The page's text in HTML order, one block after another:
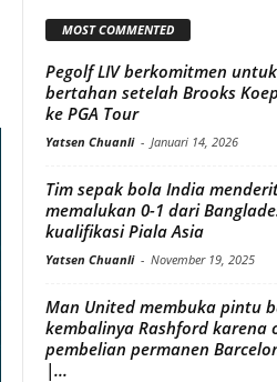
MOST COMMENTED
Pegolf LIV berkomitmen
bertahan setelah Brooks
ke PGA Tour
Yatsen Chuanli - Januari 14, 2026
Tim sepak bola India
memalukan 0-1 dari
kualifikasi Piala Asia
Yatsen Chuanli - November 19, 2025
Man United membuka pintu
kembalinya Rashford karena
pembelian permanen
|...